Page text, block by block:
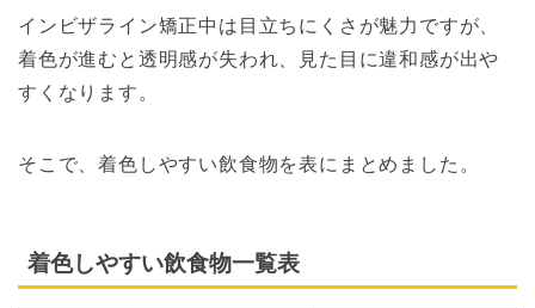
インビザライン矯正中は目立ちにくさが魅力ですが、
着色が進むと透明感が失われ、見た目に違和感が出や
すくなります。
そこで、着色しやすい飲食物を表にまとめました。
着色しやすい飲食物一覧表